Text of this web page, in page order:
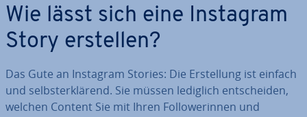
Wie lässt sich eine Instagram
Story erstellen?
Das Gute an Instagram Stories: Die Er­stel­lung ist einfach
und selbst­er­klä­rend. Sie müssen lediglich ent­schei­den,
welchen Content Sie mit Ihren Fol­lo­we­rin­nen und